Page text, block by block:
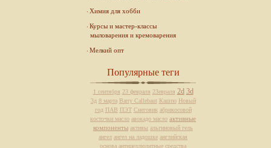
Химия для хобби
Курсы и мастер-классы
мыловарения и кремоварения
Мелкий опт
Популярные теги
1 сентября 23 февраля 23евраля 2d 3d
3д 8 марта Barry Callebaut Кашпо Новый
год ПАВ ПЭТ Снеговик абрикосовой
косточки масло авокадо масло активные
компоненты активы альгиновый гель
ангел ангел на ладошке английская
основа антицеллюлитные средства